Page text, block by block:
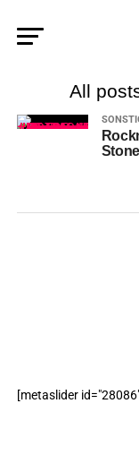
All
[metaslider